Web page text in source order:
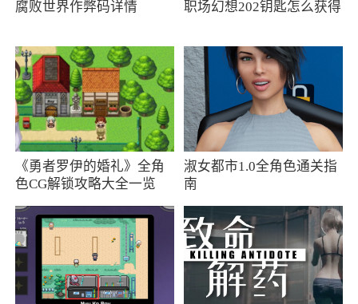
腐败世界作弊码详情 职场幻想202钥匙怎么获得
《勇者罗伊的婚礼》全角
色CG解锁攻略大全一览
淑女都市1.0全角色通关指
南